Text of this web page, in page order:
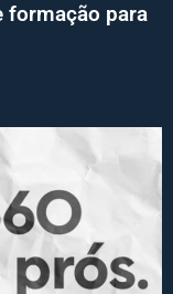
formação para